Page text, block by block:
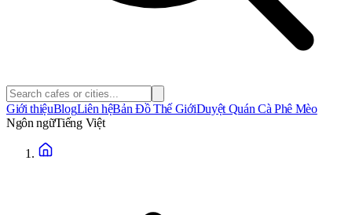
Giới thiệuBlogLiên hệBản Đồ Thế GiớiDuyệt Quán Cà Phê Mèo
Ngôn ngữTiếng Việt